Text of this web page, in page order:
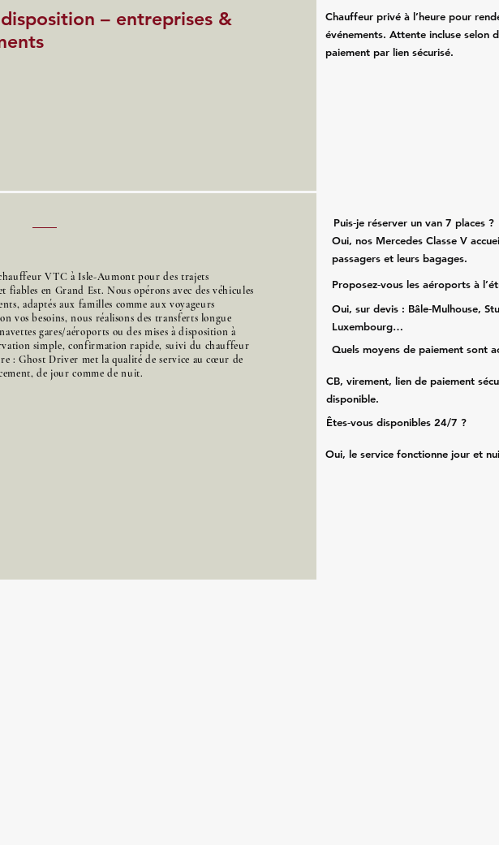
– entreprises &
Chauffeur privé à l’heure pour
événements. Attente incluse selon
paiement par lien sécurisé.
VTC à Isle-Aumont pour des trajets
fiables en Grand Est. Nous opérons avec des véhicules
adaptés aux familles comme aux voyageurs
vos besoins, nous réalisons des transferts longue
gares/aéroports ou des mises à disposition à
simple, confirmation rapide, suivi du chauffeur
: Ghost Driver met la qualité de service au cœur de
de jour comme de nuit.
Puis‑je réserver un van 7 places ?
Oui, nos Mercedes Classe V
passagers et leurs bagages.
Proposez‑vous les aéroports à
Oui, sur devis : Bâle‑Mulhouse,
Luxembourg…
Quels moyens de paiement sont
CB, virement, lien de paiement
disponible.
Êtes‑vous disponibles 24/7 ?
Oui, le service fonctionne jour et